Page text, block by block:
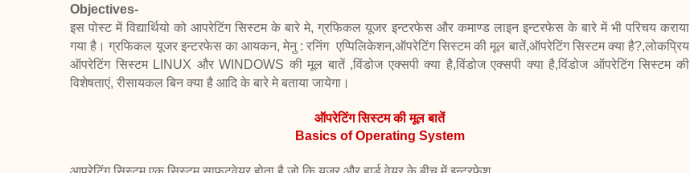
Objectives-
इस पोस्ट में विद्यार्थियो को आपरेटिंग सिस्टम के बारे मे, ग्रफिकल यूजर इन्टरफेस और कमाण्ड लाइन इन्टरफेस के बारे में भी परिचय कराया
गया है। ग्रफिकल यूजर इन्टरफेस का आयकन, मेनु : रनिंग एप्पिलिकेशन,ऑपरेटिंग सिस्टम की मूल बातें,ऑपरेटिंग सिस्टम क्या है?,लोकप्रिय
ऑपरेटिंग सिस्टम LINUX और WINDOWS की मूल बातें ,विंडोज एक्सपी क्या है,विंडोज एक्सपी क्या है,विंडोज ऑपरेटिंग सिस्टम की
विशेषताएं, रीसायकल बिन क्या है आदि के बारे मे बताया जायेगा।
ऑपरेटिंग सिस्टम की मूल बातें
Basics of Operating System